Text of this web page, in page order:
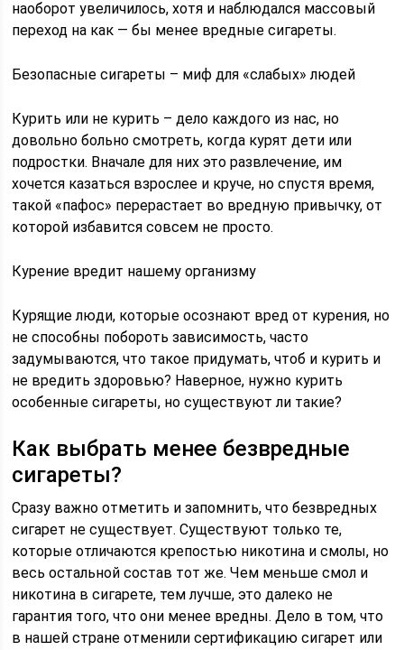
наоборот увеличилось, хотя и наблюдался массовый
переход на как — бы менее вредные сигареты.
Безопасные сигареты – миф для «слабых» людей
Курить или не курить – дело каждого из нас, но
довольно больно смотреть, когда курят дети или
подростки. Вначале для них это развлечение, им
хочется казаться взрослее и круче, но спустя время,
такой «пафос» перерастает во вредную привычку, от
которой избавится совсем не просто.
Курение вредит нашему организму
Курящие люди, которые осознают вред от курения, но
не способны побороть зависимость, часто
задумываются, что такое придумать, чтоб и курить и
не вредить здоровью? Наверное, нужно курить
особенные сигареты, но существуют ли такие?
Как выбрать менее безвредные
сигареты?
Сразу важно отметить и запомнить, что безвредных
сигарет не существует. Существуют только те,
которые отличаются крепостью никотина и смолы, но
весь остальной состав тот же. Чем меньше смол и
никотина в сигарете, тем лучше, это далеко не
гарантия того, что они менее вредны. Дело в том, что
в нашей стране отменили сертификацию сигарет или